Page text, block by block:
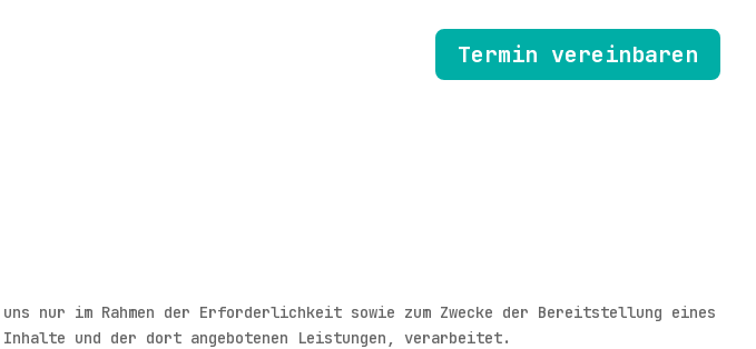
Termin vereinbaren
uns nur im Rahmen der Erforderlichkeit sowie zum Zwecke der Bereitstellung eines
und der dort angebotenen Leistungen, verarbeitet.